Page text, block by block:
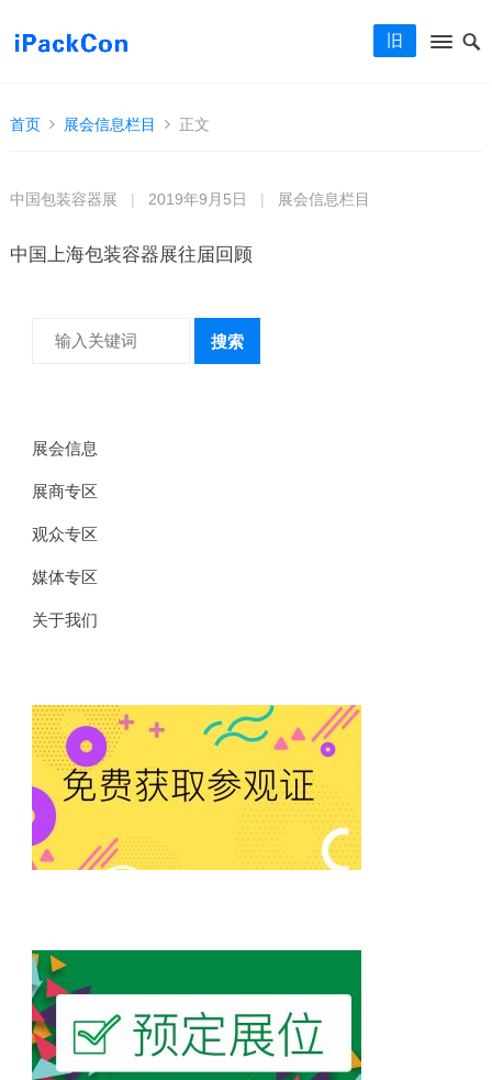
旧
首页 展会信息栏目 正文
中国包装容器展 2019年9月5日 展会信息栏目
中国上海包装容器展往届回顾
搜索
展会信息
展商专区
观众专区
媒体专区
关于我们